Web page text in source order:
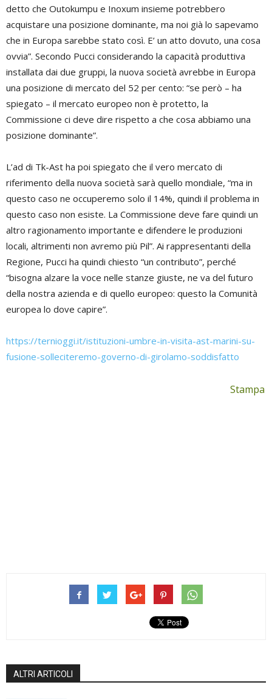
detto che Outokumpu e Inoxum insieme potrebbero
acquistare una posizione dominante, ma noi già lo sapevamo
che in Europa sarebbe stato così. E’ un atto dovuto, una cosa
ovvia”. Secondo Pucci considerando la capacità produttiva
installata dai due gruppi, la nuova società avrebbe in Europa
una posizione di mercato del 52 per cento: “se però – ha
spiegato – il mercato europeo non è protetto, la
Commissione ci deve dire rispetto a che cosa abbiamo una
posizione dominante”.
L’ad di Tk-Ast ha poi spiegato che il vero mercato di
riferimento della nuova società sarà quello mondiale, “ma in
questo caso ne occuperemo solo il 14%, quindi il problema in
questo caso non esiste. La Commissione deve fare quindi un
altro ragionamento importante e difendere le produzioni
locali, altrimenti non avremo più Pil”. Ai rappresentanti della
Regione, Pucci ha quindi chiesto “un contributo”, perché
“bisogna alzare la voce nelle stanze giuste, ne va del futuro
della nostra azienda e di quello europeo: questo la Comunità
europea lo dove capire”.
https://ternioggi.it/istituzioni-umbre-in-visita-ast-marini-su-
fusione-solleciteremo-governo-di-girolamo-soddisfatto
Stampa
ALTRI ARTICOLI